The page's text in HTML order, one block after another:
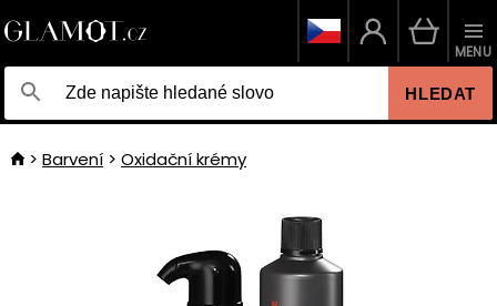
HLEDAT
MENU
Barvení Oxidační krémy